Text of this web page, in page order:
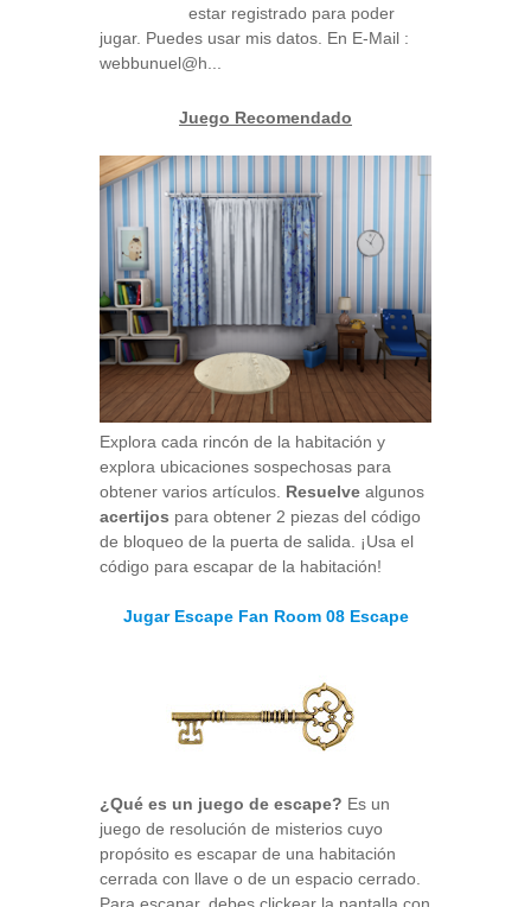
estar registrado para poder
jugar. Puedes usar mis datos. En E-Mail :
webbunuel@h...
Juego Recomendado
Explora cada rincón de la habitación y
explora ubicaciones sospechosas para
obtener varios artículos. Resuelve algunos
acertijos para obtener 2 piezas del código
de bloqueo de la puerta de salida. ¡Usa el
código para escapar de la habitación!
Jugar Escape Fan Room 08 Escape
¿Qué es un juego de escape? Es un
juego de resolución de misterios cuyo
propósito es escapar de una habitación
cerrada con llave o de un espacio cerrado.